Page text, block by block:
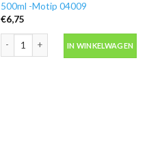
500ml -Motip 04009
€6,75
IN WINKELWAGEN